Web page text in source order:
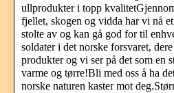
ullprodukter i topp
fjellet, skogen og vidda har vi nå
stolte av og kan gå god for til
soldater i det norske forsvaret,
produkter og vi ser på det som en
varme og tørre!Bli med oss å ha
norske naturen kaster mot